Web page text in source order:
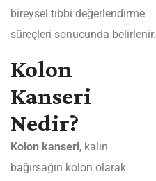
bireysel tıbbi değerlendirme
süreçleri sonucunda belirlenir.
Kolon
Kanseri
Nedir?
Kolon kanseri, kalın
bağırsağın kolon olarak